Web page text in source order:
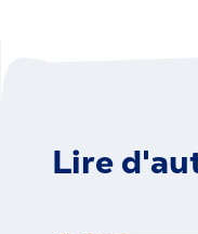
Lire